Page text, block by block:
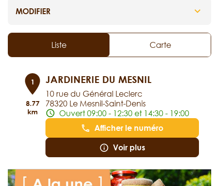
MODIFIER
Liste Carte
1
8.77
km
JARDINERIE DU MESNIL
10 rue du Général Leclerc
78320 Le Mesnil-Saint-Denis
Ouvert 09:00 - 12:30 et 14:30 - 19:00
Afficher le numéro
Voir plus